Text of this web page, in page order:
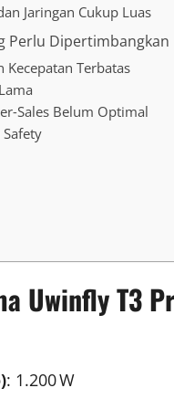
Jaringan Cukup Luas
Perlu Dipertimbangkan
Kecepatan Terbatas
Belum Optimal
Uwinfly T3
: 1.200 W